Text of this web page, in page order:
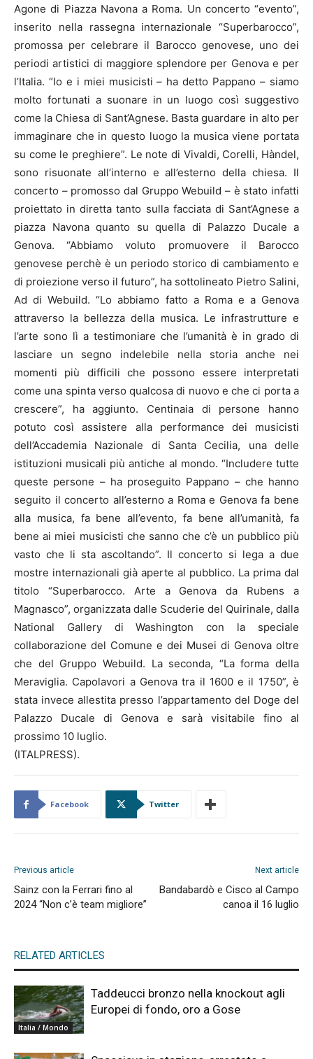
Agone di Piazza Navona a Roma. Un concerto “evento”,
inserito nella rassegna internazionale “Superbarocco”,
promossa per celebrare il Barocco genovese, uno dei
periodi artistici di maggiore splendore per Genova e per
l’Italia. “Io e i miei musicisti – ha detto Pappano – siamo
molto fortunati a suonare in un luogo così suggestivo
come la Chiesa di Sant’Agnese. Basta guardare in alto per
immaginare che in questo luogo la musica viene portata
su come le preghiere”. Le note di Vivaldi, Corelli, Hàndel,
sono risuonate all’interno e all’esterno della chiesa. Il
concerto – promosso dal Gruppo Webuild – è stato infatti
proiettato in diretta tanto sulla facciata di Sant’Agnese a
piazza Navona quanto su quella di Palazzo Ducale a
Genova. “Abbiamo voluto promuovere il Barocco
genovese perchè è un periodo storico di cambiamento e
di proiezione verso il futuro”, ha sottolineato Pietro Salini,
Ad di Webuild. “Lo abbiamo fatto a Roma e a Genova
attraverso la bellezza della musica. Le infrastrutture e
l’arte sono lì a testimoniare che l’umanità è in grado di
lasciare un segno indelebile nella storia anche nei
momenti più difficili che possono essere interpretati
come una spinta verso qualcosa di nuovo e che ci porta a
crescere”, ha aggiunto. Centinaia di persone hanno
potuto così assistere alla performance dei musicisti
dell’Accademia Nazionale di Santa Cecilia, una delle
istituzioni musicali più antiche al mondo. “Includere tutte
queste persone – ha proseguito Pappano – che hanno
seguito il concerto all’esterno a Roma e Genova fa bene
alla musica, fa bene all’evento, fa bene all’umanità, fa
bene ai miei musicisti che sanno che c’è un pubblico più
vasto che li sta ascoltando”. Il concerto si lega a due
mostre internazionali già aperte al pubblico. La prima dal
titolo “Superbarocco. Arte a Genova da Rubens a
Magnasco”, organizzata dalle Scuderie del Quirinale, dalla
National Gallery di Washington con la speciale
collaborazione del Comune e dei Musei di Genova oltre
che del Gruppo Webuild. La seconda, “La forma della
Meraviglia. Capolavori a Genova tra il 1600 e il 1750”, è
stata invece allestita presso l’appartamento del Doge del
Palazzo Ducale di Genova e sarà visitabile fino al
prossimo 10 luglio.
(ITALPRESS).
Facebook Twitter
Previous article
Sainz con la Ferrari fino al
2024 “Non c’è team migliore”
Next article
Bandabardò e Cisco al Campo
canoa il 16 luglio
RELATED ARTICLES
Italia / Mondo
Taddeucci bronzo nella knockout agli
Europei di fondo, oro a Gose